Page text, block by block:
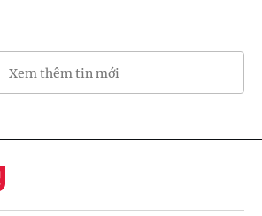
Xem thêm tin mới